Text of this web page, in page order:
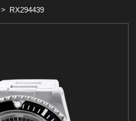
> RX294439